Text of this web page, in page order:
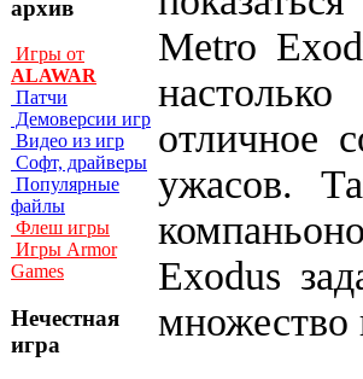
архив
Игры от
ALAWAR
Патчи
Демоверсии игр
Видео из игр
Софт, драйверы
Популярные
файлы
Флеш игры
Игры Armor
Games
Нечестная
игра
Metro
отличное
ужасов.
Exodus
множество